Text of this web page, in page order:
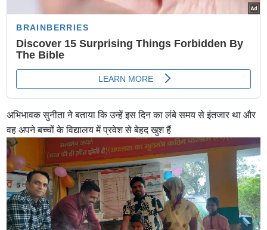
अभिभावक सुनीता ने बताया कि उन्हें इस दिन का लंबे समय से इंतजार था और
वह अपने बच्चों के विद्यालय में प्रवेश से बेहद खुश हैं